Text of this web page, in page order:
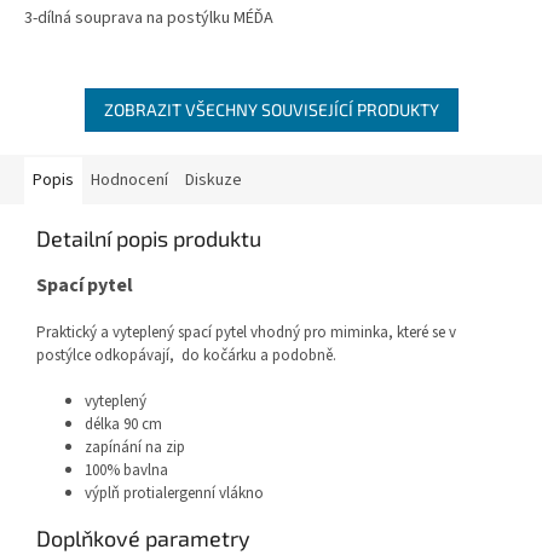
3-dílná souprava na postýlku MÉĎA
ZOBRAZIT VŠECHNY SOUVISEJÍCÍ PRODUKTY
Popis Hodnocení Diskuze
Detailní popis produktu
Spací pytel
Praktický a vyteplený spací pytel vhodný pro miminka, které se v
postýlce odkopávají, do kočárku a podobně.
vyteplený
délka 90 cm
zapínání na zip
100% bavlna
výplň protialergenní vlákno
Doplňkové parametry